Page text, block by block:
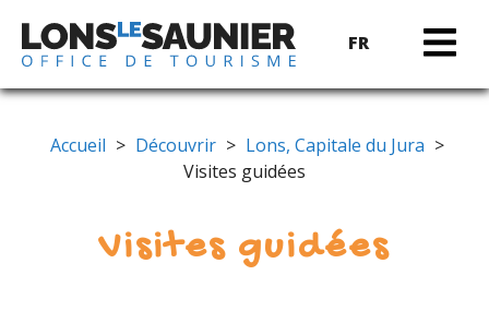
FR
Accueil > Découvrir > Lons, Capitale du Jura >
Visites guidées
Visites guidées